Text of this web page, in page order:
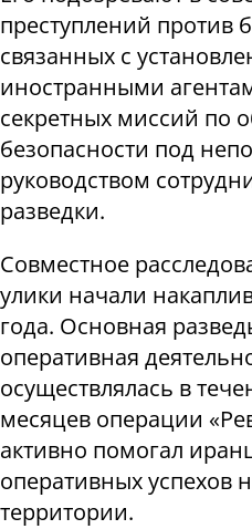
преступлений против
связанных с
иностранными
секретных миссий по
безопасности под
руководством
разведки.
Совместное
улики начали
года. Основная
оперативная
осуществлялась в
месяцев операции
активно помогал
оперативных успехов
территории.